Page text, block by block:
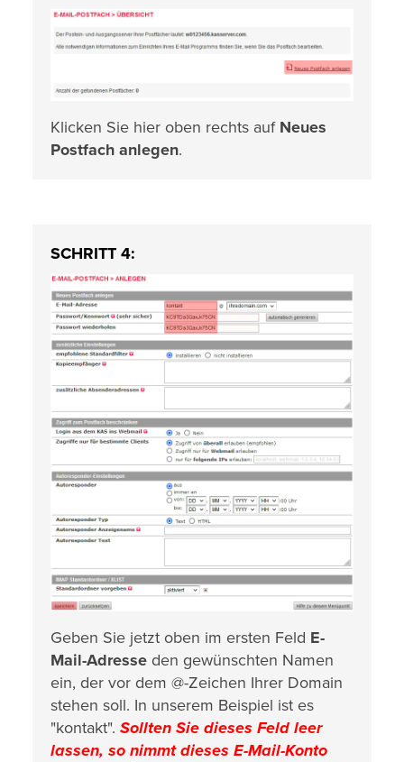
Klicken Sie hier oben rechts auf Neues
Postfach anlegen.
SCHRITT 4:
Geben Sie jetzt oben im ersten Feld E-
Mail-Adresse den gewünschten Namen
ein, der vor dem @-Zeichen Ihrer Domain
stehen soll. In unserem Beispiel ist es
"kontakt". Sollten Sie dieses Feld leer
lassen, so nimmt dieses E-Mail-Konto